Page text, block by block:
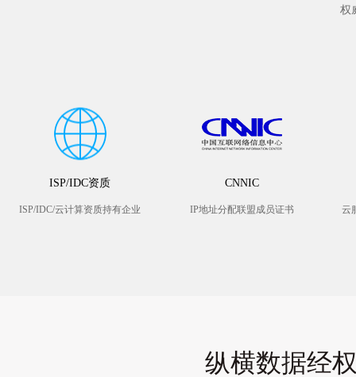
权
ISP/IDC资质
ISP/IDC/云计算资质持有企业
CNNIC
IP地址分配联盟成员证书 云
纵横数据经